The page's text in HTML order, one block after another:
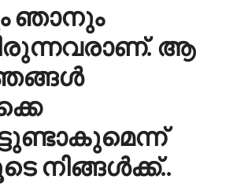
ഞാനും
ആ
നിങ്ങൾക്ക്..